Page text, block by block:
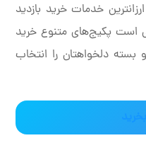
خدمات خرید بازدید
است پکیج‌های متنوع خرید
بسته دلخواهتان را انتخاب